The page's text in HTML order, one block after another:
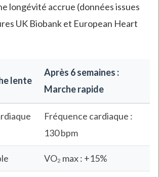
longévité accrue (données issues
UK Biobank et European Heart
lente
Après 6 semaines :
Marche rapide
Fréquence cardiaque :
130 bpm
VO₂ max : +15%